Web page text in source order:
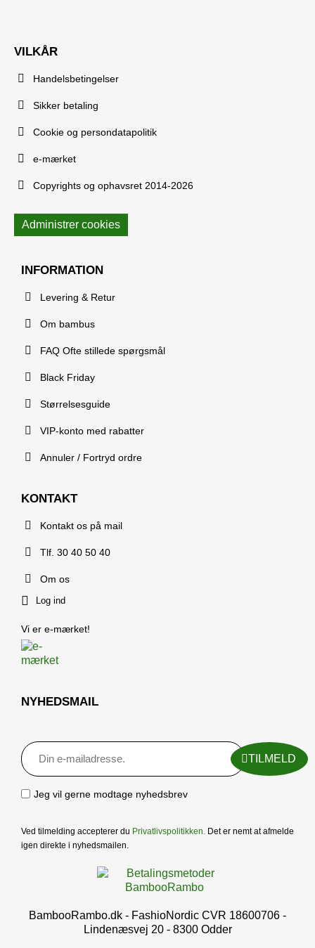
VILKÅR
Handelsbetingelser
Sikker betaling
Cookie og persondatapolitik
e-mærket
Copyrights og ophavsret 2014-2026
Administrer cookies
INFORMATION
Levering & Retur
Om bambus
FAQ Ofte stillede spørgsmål
Black Friday
Størrelsesguide
VIP-konto med rabatter
Annuler / Fortryd ordre
KONTAKT
Kontakt os på mail
Tlf. 30 40 50 40
Om os
Log ind
Vi er e-mærket!
NYHEDSMAIL
TILMELD
Jeg vil gerne modtage nyhedsbrev
Ved tilmelding accepterer du Privatlivspolitikken. Det er nemt at afmelde
igen direkte i nyhedsmailen.
BambooRambo.dk - FashioNordic CVR 18600706 -
Lindenæsvej 20 - 8300 Odder